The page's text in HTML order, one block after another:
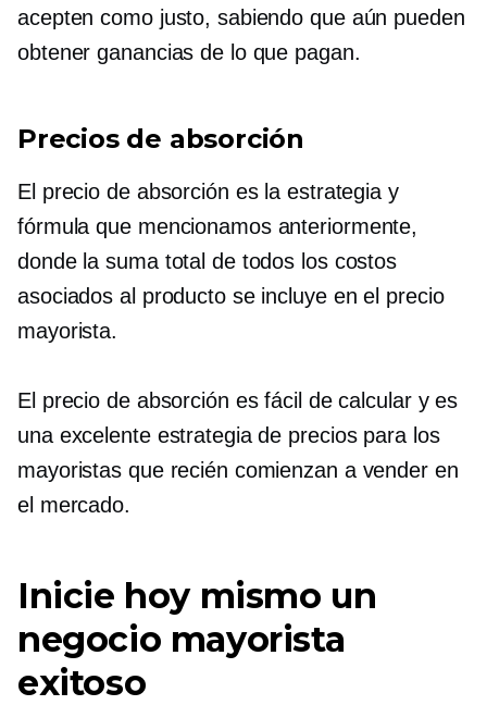
acepten como justo, sabiendo que aún pueden
obtener ganancias de lo que pagan.
Precios de absorción
El precio de absorción es la estrategia y
fórmula que mencionamos anteriormente,
donde la suma total de todos los costos
asociados al producto se incluye en el precio
mayorista.
El precio de absorción es fácil de calcular y es
una excelente estrategia de precios para los
mayoristas que recién comienzan a vender en
el mercado.
Inicie hoy mismo un
negocio mayorista
exitoso